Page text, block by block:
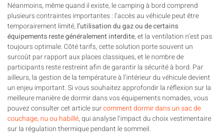
Néanmoins, même quand il existe, le camping à bord comprend
plusieurs contraintes importantes : l’accès au véhicule peut être
temporairement limité, l’utilisation du gaz ou de certains
équipements reste généralement interdite, et la ventilation n’est pas
toujours optimale. Côté tarifs, cette solution porte souvent un
surcoût par rapport aux places classiques, et le nombre de
participants reste restreint afin de garantir la sécurité à bord. Par
ailleurs, la gestion de la température à l’intérieur du véhicule devient
un enjeu important. Si vous souhaitez approfondir la réflexion sur la
meilleure manière de dormir dans vos équipements nomades, vous
pouvez consulter cet article surcomment dormir dans un sac de
couchage, nu ou habillé, qui analyse l’impact du choix vestimentaire
sur la régulation thermique pendant le sommeil.